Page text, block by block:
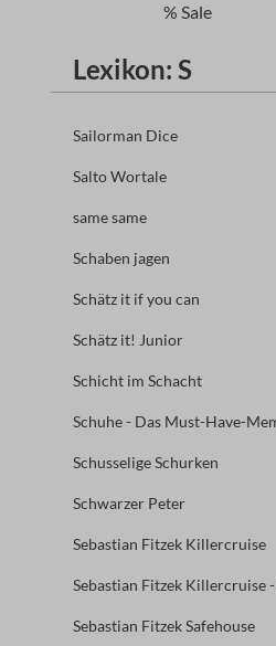
% Sale
Lexikon: S
Sailorman Dice
Salto Wortale
same same
Schaben jagen
Schätz it if you can
Schätz it! Junior
Schicht im Schacht
Schuhe - Das Must-Have-
Schusselige Schurken
Schwarzer Peter
Sebastian Fitzek Killercruise
Sebastian Fitzek Killercruise
Sebastian Fitzek Safehouse